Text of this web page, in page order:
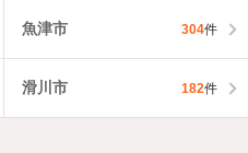
魚津市 304件
滑川市 182件